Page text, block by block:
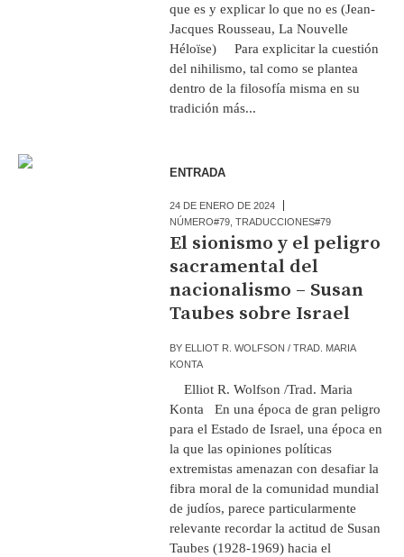
que es y explicar lo que no es (Jean-
Jacques Rousseau, La Nouvelle
Héloïse) Para explicitar la cuestión
del nihilismo, tal como se plantea
dentro de la filosofía misma en su
tradición más...
ENTRADA
24 DE ENERO DE 2024
NÚMERO#79 ,TRADUCCIONES#79
El sionismo y el peligro
sacramental del
nacionalismo – Susan
Taubes sobre Israel
BY ELLIOT R. WOLFSON / TRAD. MARIA
KONTA
Elliot R. Wolfson /Trad. Maria
Konta En una época de gran peligro
para el Estado de Israel, una época en
la que las opiniones políticas
extremistas amenazan con desafiar la
fibra moral de la comunidad mundial
de judíos, parece particularmente
relevante recordar la actitud de Susan
Taubes (1928-1969) hacia el